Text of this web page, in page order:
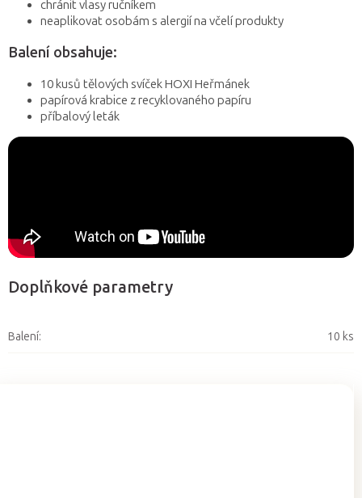
chránit vlasy ručníkem
neaplikovat osobám s alergií na včelí produkty
Balení obsahuje:
10 kusů tělových svíček HOXI Heřmánek
papírová krabice z recyklovaného papíru
příbalový leták
Doplňkové parametry
Balení: 10 ks